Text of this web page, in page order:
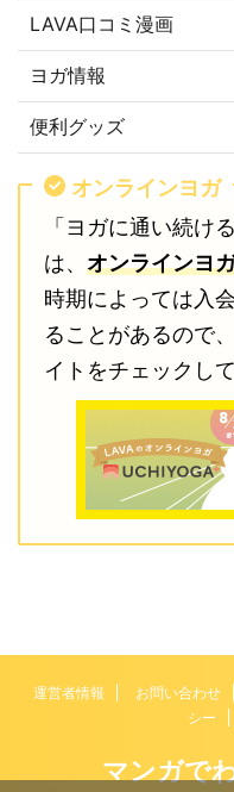
LAVA口コミ漫画
ヨガ情報
便利グッズ
オンラインヨガ
「ヨガに通い続け
は、 オンラインヨ
時期によっては入
ることがあるので
イトをチェックし
運営者情報 お問い合わせ
シー
マンガで